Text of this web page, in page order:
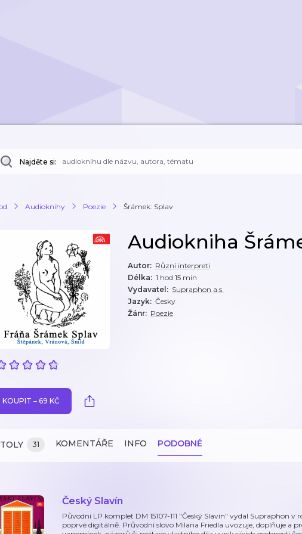
Najděte si:
Audioknihy Poezie Šrámek: Splav
Audiokniha
Autor: Různí interpreti
Délka: 1 hod 15 min
Vydavatel : Supraphon a.s.
Jazyk: Česky
Žánr: Poezie
KOUPIT – 69 KČ
31 KOMENTÁŘE INFO PODOBNÉ
Český Slavín
Původní LP komplet DM 15107-111 "Český Slavín" vydal Supraphon
poprvé digitálně. Průvodní slovo Milana Friedla uvozuje, doplňuje a